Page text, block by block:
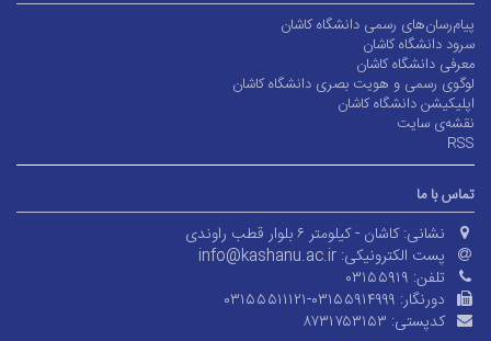
پیام‌رسان‌های رسمی دانشگاه کاشان
سرود دانشگاه کاشان
معرفی دانشگاه کاشان
لوگوی رسمی و هویت بصری دانشگاه کاشان
اپلیکیشن دانشگاه کاشان
نقشه‌ی سایت
RSS
تماس با ما
نشانی: کاشان - کیلومتر ۶ بلوار قطب راوندی
پست الکترونیکی: info@kashanu.ac.ir
تلفن: ۰۳۱۵۵۹۱۹
دورنگار: ۰۳۱۵۵۵۱۱۱۲۱-۰۳۱۵۵۹۱۴۹۹۹
کدپستی: ۸۷۳۱۷۵۳۱۵۳